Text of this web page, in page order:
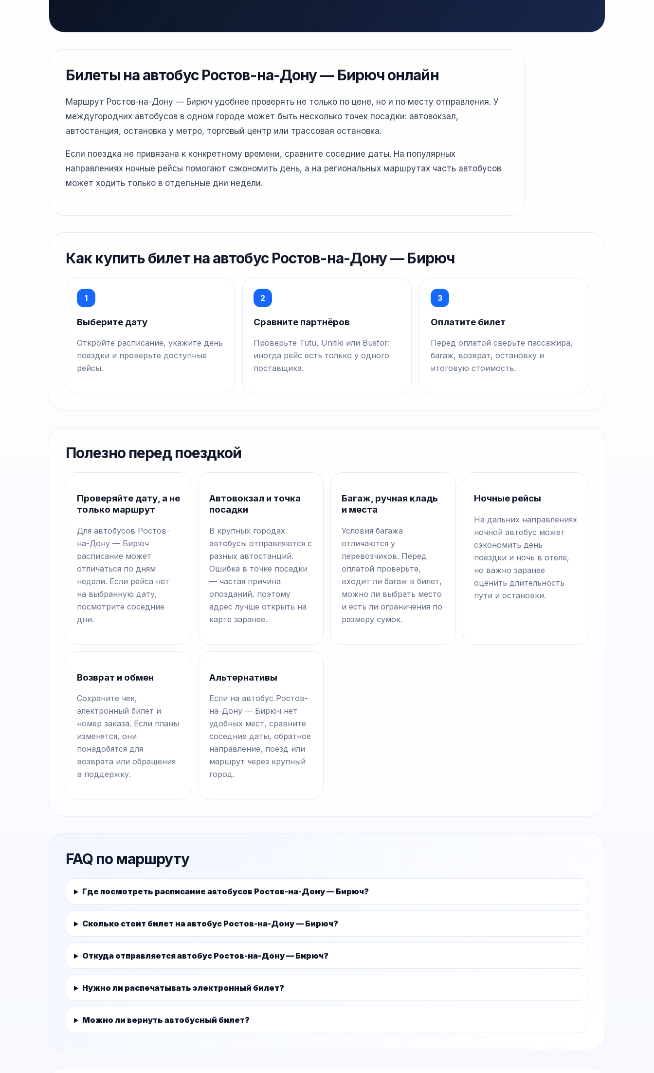
Билеты на автобус Ростов-на-Дону — Бирюч онлайн
Маршрут Ростов-на-Дону — Бирюч удобнее проверять не только по цене, но и по месту отправления. У
междугородних автобусов в одном городе может быть несколько точек посадки: автовокзал,
автостанция, остановка у метро, торговый центр или трассовая остановка.
Если поездка не привязана к конкретному времени, сравните соседние даты. На популярных
направлениях ночные рейсы помогают сэкономить день, а на региональных маршрутах часть автобусов
может ходить только в отдельные дни недели.
Как купить билет на автобус Ростов-на-Дону — Бирюч
1
Выберите дату
Откройте расписание, укажите день
поездки и проверьте доступные
рейсы.
2
Сравните партнёров
Проверьте Tutu, Unitiki или Busfor:
иногда рейс есть только у одного
поставщика.
3
Оплатите билет
Перед оплатой сверьте пассажира,
багаж, возврат, остановку и
итоговую стоимость.
Полезно перед поездкой
Проверяйте дату, а не
только маршрут
Для автобусов Ростов-
на-Дону — Бирюч
расписание может
отличаться по дням
недели. Если рейса нет
на выбранную дату,
посмотрите соседние
дни.
Автовокзал и точка
посадки
В крупных городах
автобусы отправляются с
разных автостанций.
Ошибка в точке посадки
— частая причина
опозданий, поэтому
адрес лучше открыть на
карте заранее.
Багаж, ручная кладь
и места
Условия багажа
отличаются у
перевозчиков. Перед
оплатой проверьте,
входит ли багаж в билет,
можно ли выбрать место
и есть ли ограничения по
размеру сумок.
Ночные рейсы
На дальних направлениях
ночной автобус может
сэкономить день
поездки и ночь в отеле,
но важно заранее
оценить длительность
пути и остановки.
Возврат и обмен
Сохраните чек,
электронный билет и
номер заказа. Если планы
изменятся, они
понадобятся для
возврата или обращения
в поддержку.
Альтернативы
Если на автобус Ростов-
на-Дону — Бирюч нет
удобных мест, сравните
соседние даты, обратное
направление, поезд или
маршрут через крупный
город.
FAQ по маршруту
Где посмотреть расписание автобусов Ростов-на-Дону — Бирюч?
Сколько стоит билет на автобус Ростов-на-Дону — Бирюч?
Откуда отправляется автобус Ростов-на-Дону — Бирюч?
Нужно ли распечатывать электронный билет?
Можно ли вернуть автобусный билет?